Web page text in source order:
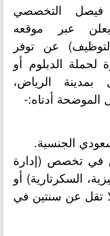
التخصصي
عبر موقعه
عن توفر
لحملة الدبلوم أو
بمدينة الرياض،
أدناه:-
الجنسية.
في تخصص (إدارة
السكرتارية) أو
تقل عن سنتين في